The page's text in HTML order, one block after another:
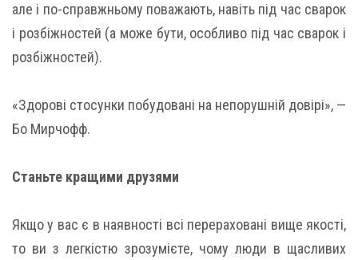
але і по-справжньому поважають, навіть під час сварок
і розбіжностей (а може бути, особливо під час сварок і
розбіжностей).
«Здорові стосунки побудовані на непорушній довірі», —
Бо Мирчофф.
Станьте кращими друзями
Якщо у вас є в наявності всі перераховані вище якості,
то ви з легкістю зрозумієте, чому люди в щасливих